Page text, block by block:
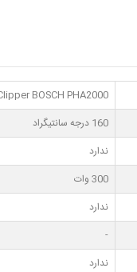
BOSCH PHA2000
160 درجه سانتیگراد
ندارد
300 وات
ندارد
-
ندارد